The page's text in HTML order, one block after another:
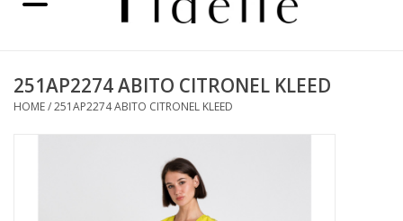
251AP2274 ABITO CITRONEL KLEED
HOME/251AP2274 ABITO CITRONEL KLEED